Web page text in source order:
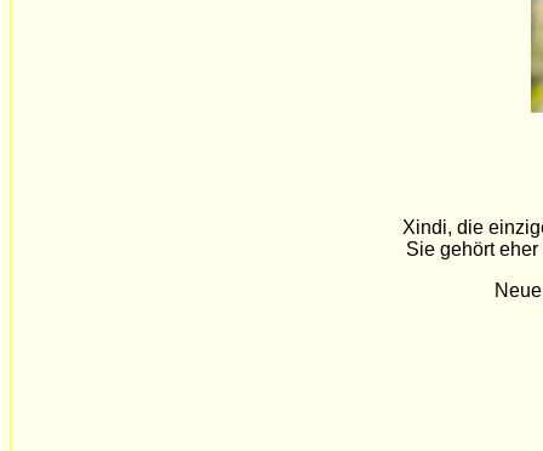
Xindi, die
Sie gehört